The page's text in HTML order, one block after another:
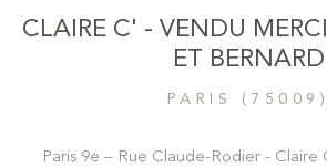
CLAIRE C' - VENDU
ET BERNARD
PARIS (75009)
Paris 9e – Rue Claude-Rodier - Claire